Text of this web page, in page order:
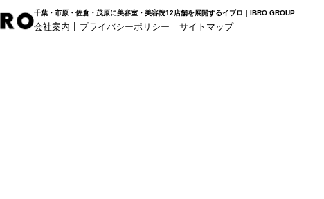
千葉・市原・佐倉・茂原に美容室・美容院12店舗を展開するイブロ｜IBRO GROUP
会社案内 プライバシーポリシー サイトマップ